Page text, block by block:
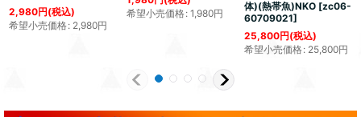
2,980円(税込)
希望小売価格: 2,980円
希望小売価格: 1,980円
体)(熱帯魚)NKO [zc06-
60709021]
25,800円(税込)
希望小売価格: 25,800円